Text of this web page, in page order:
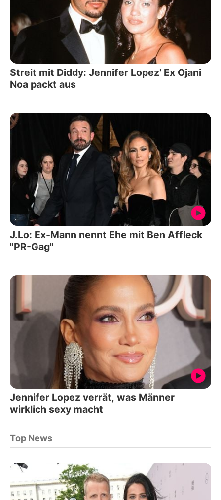
Streit mit Diddy: Jennifer Lopez' Ex Ojani
Noa packt aus
J.Lo: Ex-Mann nennt Ehe mit Ben Affleck
"PR-Gag"
Jennifer Lopez verrät, was Männer
wirklich sexy macht
Top News